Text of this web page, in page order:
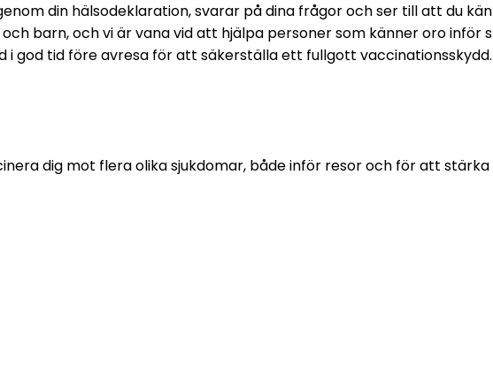
din hälsodeklaration, svarar på dina frågor och ser till att du
barn, och vi är vana vid att hjälpa personer som känner oro inför
god tid före avresa för att säkerställa ett fullgott vaccinationsskydd.
dig mot flera olika sjukdomar, både inför resor och för att